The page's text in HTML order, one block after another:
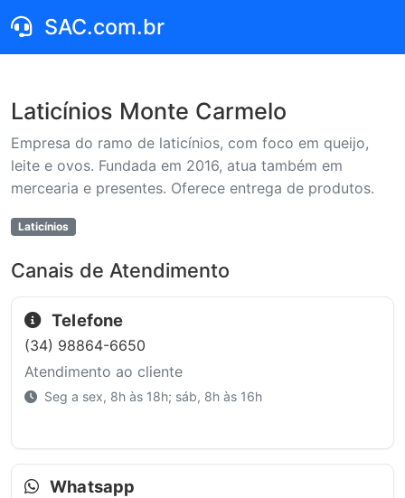
SAC.com.br
Laticínios Monte Carmelo
Empresa do ramo de laticínios, com foco em queijo,
leite e ovos. Fundada em 2016, atua também em
mercearia e presentes. Oferece entrega de produtos.
Laticínios
Canais de Atendimento
Telefone
(34) 98864-6650
Atendimento ao cliente
Seg a sex, 8h às 18h; sáb, 8h às 16h
Whatsapp